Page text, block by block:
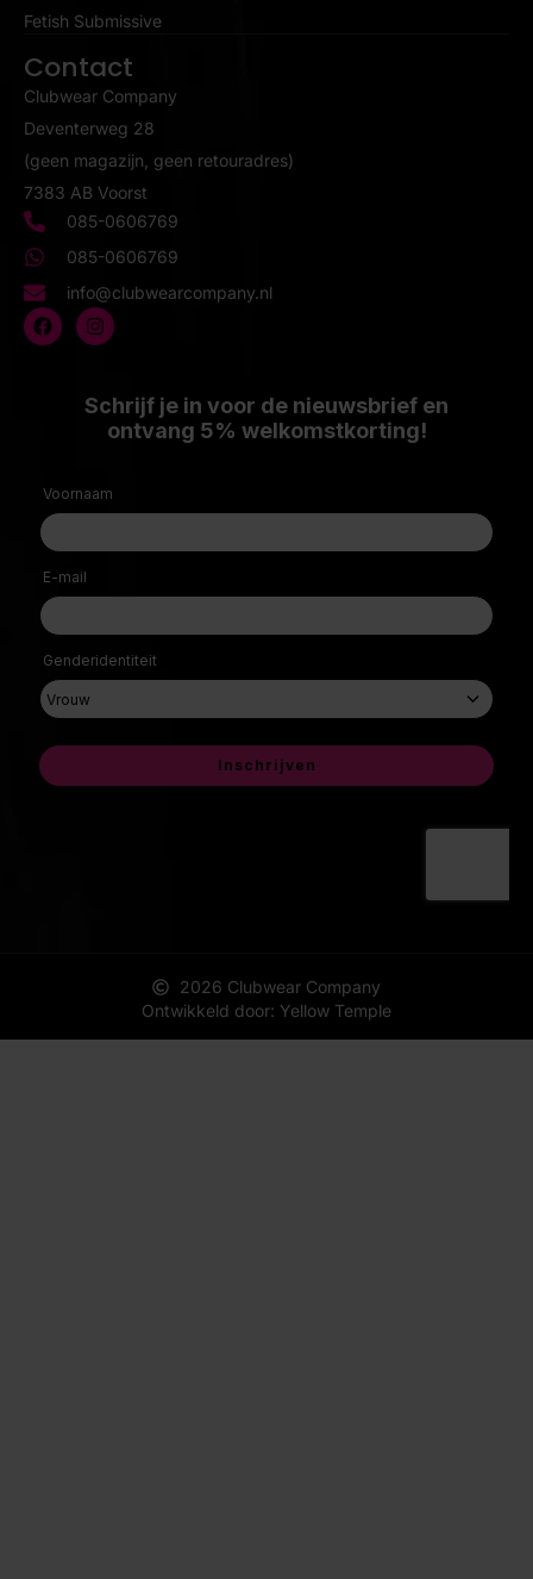
Fetish Submissive
Contact
Clubwear Company
Deventerweg 28
(geen magazijn, geen retouradres)
7383 AB Voorst
085-0606769
085-0606769
info@clubwearcompany.nl
2026 Clubwear Company
Ontwikkeld door: Yellow Temple